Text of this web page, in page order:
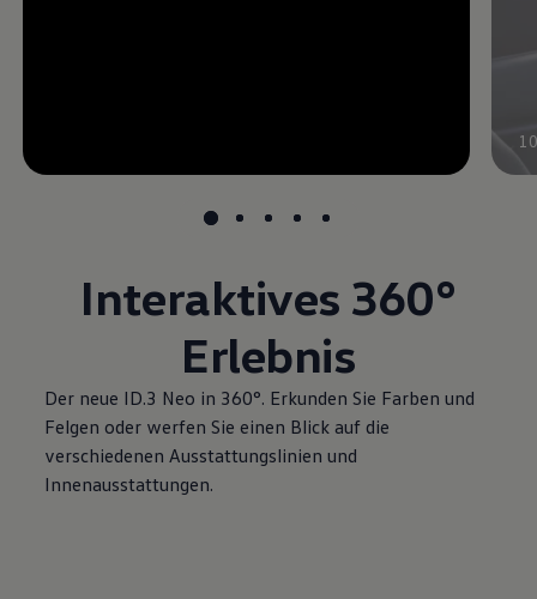
10
Interaktives 360°
Erlebnis
Der neue ID.3 Neo in 360°. Erkunden Sie Farben und
Felgen oder werfen Sie einen Blick auf die
verschiedenen Ausstattungslinien und
Innenausstattungen.